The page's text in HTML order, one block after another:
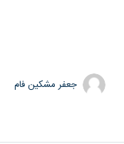
جعفر مشکین فام